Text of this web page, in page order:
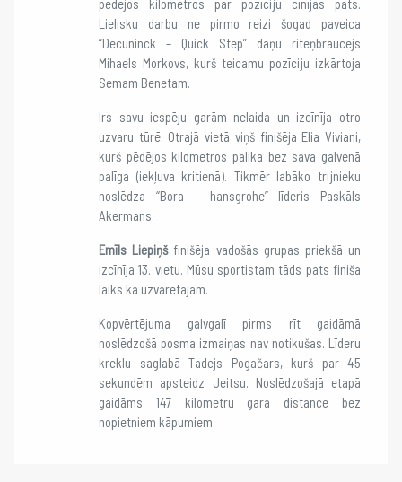
pēdējos kilometros par pozīciju cīnījās pats.
Lielisku darbu ne pirmo reizi šogad paveica
“Decuninck – Quick Step” dāņu riteņbraucējs
Mihaels Morkovs, kurš teicamu pozīciju izkārtoja
Semam Benetam.
Īrs savu iespēju garām nelaida un izcīnīja otro
uzvaru tūrē. Otrajā vietā viņš finišēja Elia Viviani,
kurš pēdējos kilometros palika bez sava galvenā
palīga (iekļuva kritienā). Tikmēr labāko trijnieku
noslēdza “Bora – hansgrohe” līderis Paskāls
Akermans.
Emīls Liepiņšfinišēja vadošās grupas priekšā un
izcīnīja 13. vietu. Mūsu sportistam tāds pats finiša
laiks kā uzvarētājam.
Kopvērtējuma galvgalī pirms rīt gaidāmā
noslēdzošā posma izmaiņas nav notikušas. Līderu
kreklu saglabā Tadejs Pogačars, kurš par 45
sekundēm apsteidz Jeitsu. Noslēdzošajā etapā
gaidāms 147 kilometru gara distance bez
nopietniem kāpumiem.